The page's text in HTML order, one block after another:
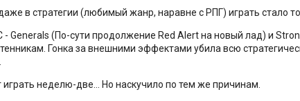
в стратегии (любимый жанр, наравне с РПГ) играть стало
Generals (По-сути продолжение Red Alert на новый лад) и
Гонка за внешними эффектами убила всю
неделю-две... Но наскучило по тем же причинам.